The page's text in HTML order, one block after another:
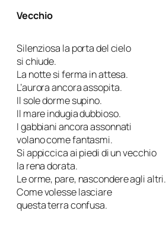
Vecchio
Silenziosa la porta del cielo
si chiude.
La notte si ferma in attesa.
L’aurora ancora assopita.
Il sole dorme supino.
Il mare indugia dubbioso.
I gabbiani ancora assonnati
volano come fantasmi.
Si appiccica ai piedi di un vecchio
la rena dorata.
Le orme, pare, nascondere agli altri.
Come volesse lasciare
questa terra confusa.